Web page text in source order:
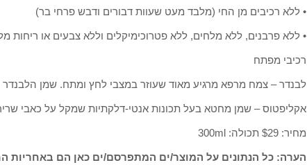
• ללא רכיבים מן החי (מלבד מעט שעוות דבורים ודבש פרחי בר)
• ללא פרבנים, ללא מלחים, ללא פטרוכימיקלים וללא צבעים או ריחות
רכיבי מפתח
לבנדר – צמח מרפא מרגיע מאוד שעוזר במצבי לחץ ומתח. שמן הלבנדר
אקליפטוס – שמן מחטא בעל תכונות אנטי-דלקתיות שמקל על כאבי
מחיר: $29 תכולה: 300ml
הערה: כל הנתונים על המוצר/ים המתפרסם/ים כאן הם באחריות